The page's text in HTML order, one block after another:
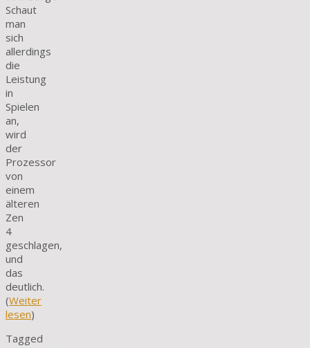
Schaut
man
sich
allerdings
die
Leistung
in
Spielen
an,
wird
der
Prozessor
von
einem
älteren
Zen
4
geschlagen,
und
das
deutlich.
(Weiter
lesen)
Tagged